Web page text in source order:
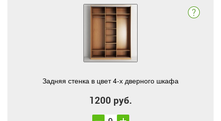
Задняя стенка в цвет 4-х дверного шкафа
1200 руб.